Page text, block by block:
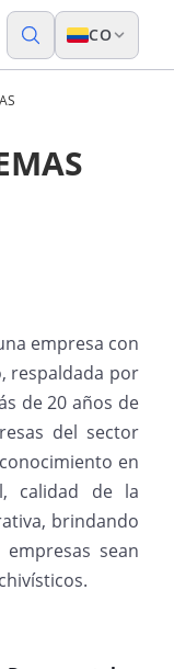
CO
empresa con
respaldada por
de 20 años de
del sector
en
calidad de la
brindando
sean